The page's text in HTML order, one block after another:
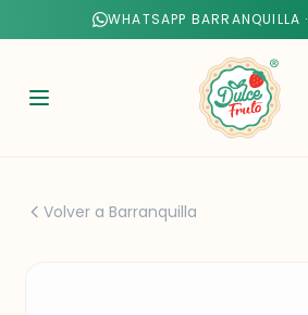
WHATSAPP BARRANQUILLA ·
Volver a Barranquilla